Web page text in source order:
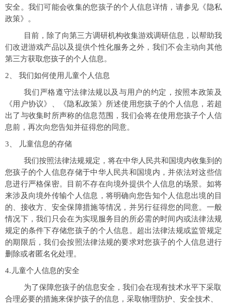
安全。我们可能会收集的您孩子的个人信息详情，请参见《隐私
政策》。
目前，除了向第三方调研机构收集游戏调研信息，以帮助我
们改进游戏产品以及提供个性化服务之外，我们不会主动向其他
第三方获取您孩子的个人信息。
2、 我们如何使用儿童个人信息
我们严格遵守法律法规以及与用户的约定，按照本政策及
《用户协议》、《隐私政策》所述使用您孩子的个人信息，若超
出了与收集时所声称的信息范围，我们会将在使用您孩子个人信
息前，再次向您告知并征得您的同意。
3、 儿童信息的存储
我们按照法律法规规定，将在中华人民共和国境内收集到的
您孩子的个人信息存储于中华人民共和国境内，并依法对这些信
息进行严格保密。目前不存在向境外提供个人信息的场景。如将
来涉及向境外传输个人信息，将明确向您告知个人信息出境的目
的、接收方、安全保障措施等情况，并另行征得您的同意。一般
情况下，我们只会在为实现服务目的所必需的时间内或法律法规
规定的条件下存储您孩子的个人信息。超出法律法规或监管规定
的期限后，我们会按照法律法规的要求对您孩子的个人信息进行
删除或者匿名化处理。
4.儿童个人信息的安全
为了保障您孩子的信息安全，我们会在现有技术水平下采取
合理必要的措施来保护孩子的信息，采取物理防护、安全技术、